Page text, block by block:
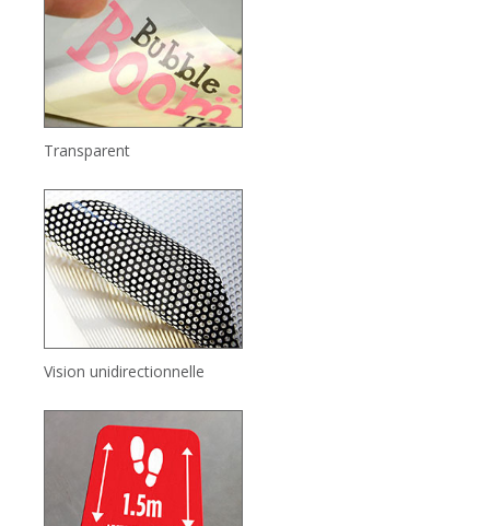
Transparent
Vision unidirectionnelle